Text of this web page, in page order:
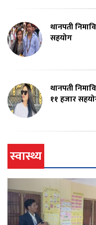
थानपती
सहयोग
थानपती
११ हजार
स्वास्थ्य